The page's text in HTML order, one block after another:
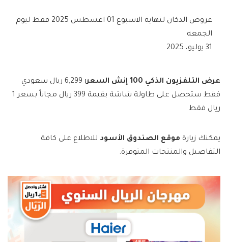
عروض الدكان لنهاية الاسبوع 01 اغسطس 2025 فقط ليوم
الجمعه
31 يوليو، 2025
عرض التلفزيون الذكي 100 إنش السعر:
6,299 ريال سعودي
فقط ستحصل على طاولة شاشة بقيمة 399 ريال مجاناً بسعر 1
ريال فقط
يمكنك زيارة موقع الصندوق الأسود للاطلاع على كافة
التفاصيل والمنتجات المتوفرة.